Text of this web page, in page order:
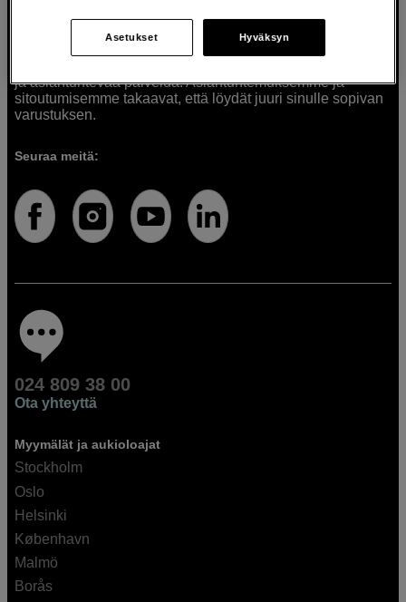
musiikin ja taiteen harrastajia. Oikeilla työkaluilla ideat
muuttuvat todellisuudeksi. Autamme sinua valitsemaan
ja asiantuntevaa palvelua. Asiantuntemuksemme ja
sitoutumisemme takaavat, että löydät juuri sinulle sopivan
varustuksen.
Seuraa meitä:
024 809 38 00
Ota yhteyttä
Myymälät ja aukioloajat
Stockholm
Oslo
Helsinki
København
Malmö
Borås
Asetukset Hyväksyn